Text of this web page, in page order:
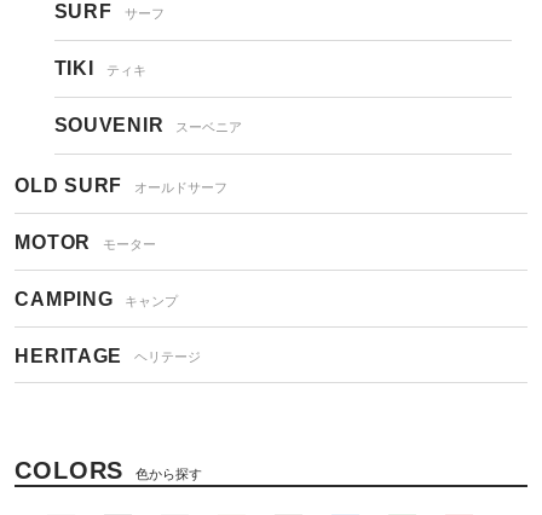
SURF サーフ
TIKI ティキ
SOUVENIR スーベニア
OLD SURF オールドサーフ
MOTOR モーター
CAMPING キャンプ
HERITAGE ヘリテージ
COLORS 色から探す